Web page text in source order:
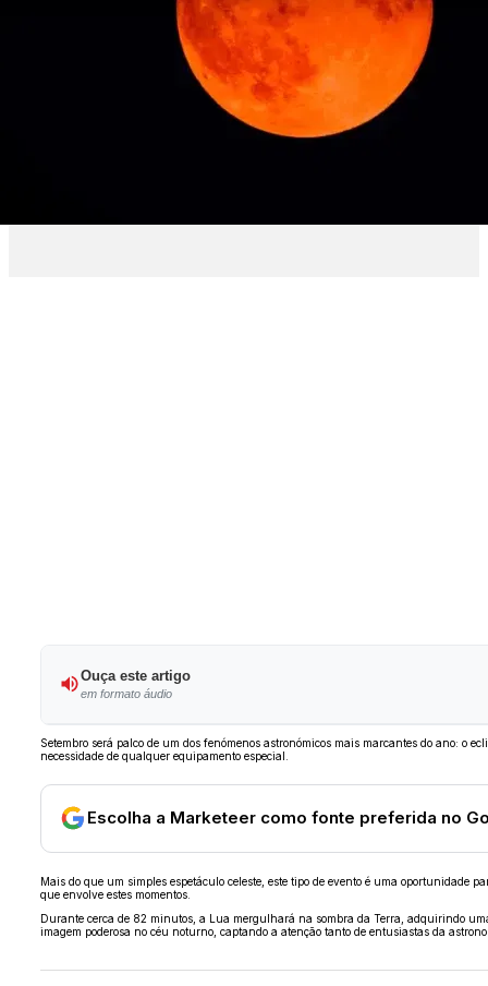
Ouça este artigo
em formato áudio
Setembro será palco de um dos fenómenos astronómicos mais marcantes do ano: o
necessidade de qualquer equipamento especial.
Escolha a Marketeer como fonte preferida no
Mais do que um simples espetáculo celeste, este tipo de evento é uma oportunidade
que envolve estes momentos.
Durante cerca de 82 minutos, a Lua mergulhará na sombra da Terra, adquirindo
imagem poderosa no céu noturno, captando a atenção tanto de entusiastas da